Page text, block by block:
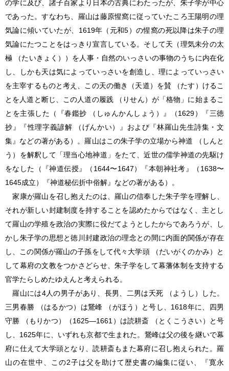
の学に及び、諸子百家より日本の古典にわたったが、朱子学が中心
であった。すなわち、羅山は藤原惺窩に従っていたころ王陽明の理
気論に傾いていたが、1619年（元和5）の惺窩の死以降は朱子の理
気論にたつことをはっきり宣言している。そして天（理気未分の太
極 （たいきょく））を人事・自然のいっさいの事物のうちに内在化
し、しかも天は気によっていっさいを創造し、理によっていっさい
を主宰するものと考え、この天の働き（天道）を賛 （たす）けるこ
とを人道と断じ、この人道の履践 （りせん）が「格物」に始まるこ
とを主張した（『春鑑抄 （しゅんかんしょう）』（1629）『三徳
抄』『性理字義諺解 （げんかい）』および『林羅山先生詩集・文
集』などの著がある）。羅山はこの朱子学の立場から神道 （しんと
う）を解釈して「理当心地神道」をたて、近世の儒学神道の先駆け
をなした（『神道伝授』（1644〜1647）『本朝神社考』（1638〜
1645成立）『神道秘伝折中俗解』などの著がある）。
家康が羅山を召し抱えたのは、羅山の信奉した朱子学を理解し、
それが新しい封建制度を持することを認めたからではなく、主とし
て羅山の学殖を政治の実際に役だてようとしたからであろうが、し
かし朱子学の思想と徳川封建政治の理念との間に内面的関係が存在
し、この関係が羅山の子孫をして代々大学頭 （だいがくのかみ）と
して幕府の文教をつかさどらせ、朱子学をして幕藩体制を支持する
官学たらしめたゆえんと考えられる。
羅山には4人の男子があり、長男、二男は夭死 （ようし）した。
三男春勝 （はるかつ）は鵞峰 （がほう）と号し、1618年に、四男
守勝 （もりかつ）（1625―1661）は読耕斎 （とくこうさい）と号
し、1625年に、いずれも京都で生まれた。鵞峰は父の後を継いで幕
府に仕えて大学頭となり、読耕斎もまた幕府に召し抱えられた。羅
山の在世中、この2子は父を助けて歴史書の編集に従い、『寛永